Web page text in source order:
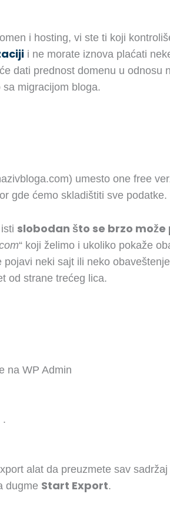
i hosting, vi ste ti koji
i ne morate iznova plaćati
dati prednost domenu u odnosu
migracijom bloga.
umesto one free
gde ćemo skladištiti sve podatke.
slobodan što se brzo
“ koji želimo i ukoliko pokaže
neki sajt ili neko
od strane trećeg lica.
na WP Admin
.
alat da preuzmete sav
dugme Start Export.